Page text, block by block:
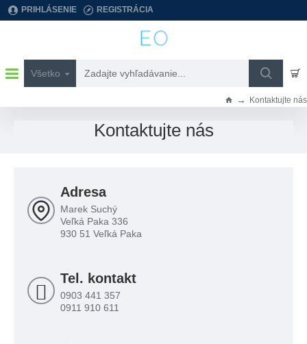
PRIHLÁSENIE REGISTRÁCIA
Všetko
Zadajte
Kontaktujte nás
h
Kontaktujte nás
Adresa
Marek Suchý
Veľká Paka 336
930 51 Veľká Paka
Tel. kontakt
0903 441 357
0911 910 611